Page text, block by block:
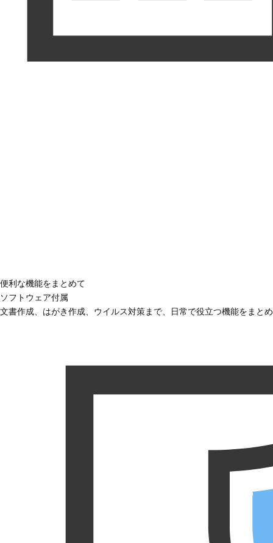
便利な機能をまとめて
ソフトウェア付属
文書作成、はがき作成、ウイルス対策まで、日常で役立つ機能をまと